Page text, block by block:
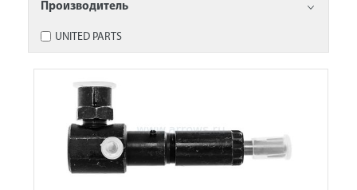
Производитель
UNITED PARTS